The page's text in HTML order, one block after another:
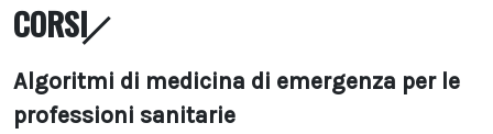
CORSI
Algoritmi di medicina di emergenza per le
professioni sanitarie